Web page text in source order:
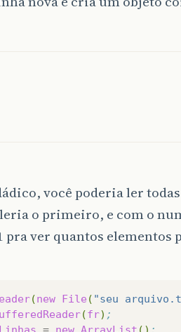
você poderia ler
o primeiro, e com o
ver quantos elementos
(new File ( "seu
(fr) ;
= new ArrayList () ;